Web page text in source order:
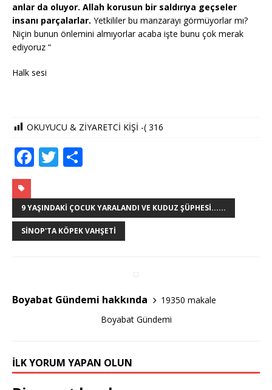
anlar da oluyor. Allah korusun bir saldırıya geçseler
insanı parçalarlar. Yetkililer bu manzarayı görmüyorlar mı?
Niçin bunun önlemini almıyorlar acaba işte bunu çok merak
ediyoruz “
Halk sesi
OKUYUCU & ZİYARETCİ KİŞİ -( 316
F
c
e
b
k
T
it
te
r
ar
e
9 YAŞINDAKI ÇOCUK YARALANDI VE KUDUZ ŞÜPHESI......
SINOP'TA KÖPEK VAHŞETI
Boyabat Gündemi hakkında
19350 makale
Boyabat Gündemi
İLK YORUM YAPAN OLUN